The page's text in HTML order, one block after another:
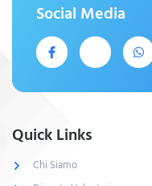
Social Media
Quick Links
Chi Siamo